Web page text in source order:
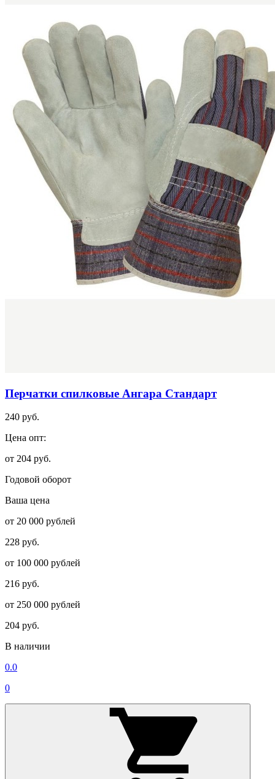
Перчатки спилковые Ангара Стандарт
240 руб.
Цена опт:
от 204 руб.
Годовой оборот
Ваша цена
от 20 000 рублей
228 руб.
от 100 000 рублей
216 руб.
от 250 000 рублей
204 руб.
В наличии
0.0
0